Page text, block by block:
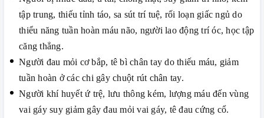
tập trung, thiếu tỉnh táo, sa sút trí tuệ, rối loạn giấc ngủ do
thiểu năng tuần hoàn máu não, người lao động trí óc, học tập
căng thẳng.
Người đau mỏi cơ bắp, tê bì chân tay do thiếu máu, giảm
tuần hoàn ở các chi gây chuột rút chân tay.
Người khí huyết ứ trệ, lưu thông kém, lượng máu đến vùng
vai gáy suy giảm gây đau mỏi vai gáy, tê đau cứng cổ.